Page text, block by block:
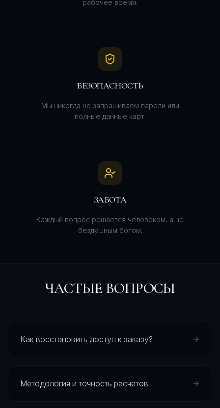
рабочее время.
БЕЗОПАСНОСТЬ
Мы никогда не запрашиваем пароли или
полные данные карт.
ЗАБОТА
Каждый вопрос решается человеком, а не
бездушным ботом.
ЧАСТЫЕ ВОПРОСЫ
Как восстановить доступ к заказу?
Методология и точность расчетов